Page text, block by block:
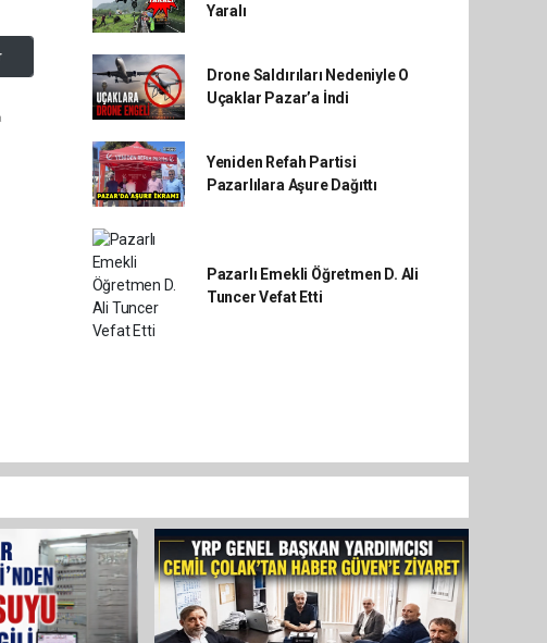
Yaralı
Drone Saldırıları Nedeniyle O
Uçaklar Pazar’a İndi
Yeniden Refah Partisi
Pazarlılara Aşure Dağıttı
Pazarlı Emekli Öğretmen D. Ali
Tuncer Vefat Etti